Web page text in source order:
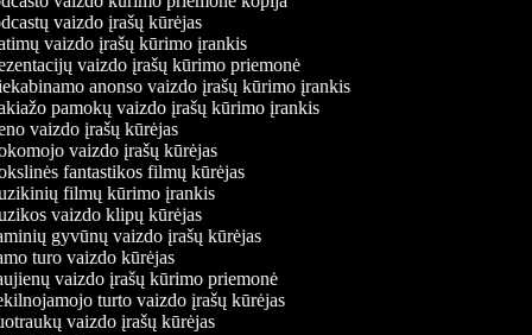
vaizdo įrašų kūrėjas
vaizdo įrašų kūrimo įrankis
vaizdo įrašų kūrimo priemonė
anonso vaizdo įrašų kūrimo įrankis
pamokų vaizdo įrašų kūrimo įrankis
vaizdo įrašų kūrėjas
vaizdo įrašų kūrėjas
fantastikos filmų kūrėjas
filmų kūrimo įrankis
vaizdo klipų kūrėjas
gyvūnų vaizdo įrašų kūrėjas
turo vaizdo kūrėjas
vaizdo įrašų kūrimo priemonė
turto vaizdo įrašų kūrėjas
vaizdo įrašų kūrėjas